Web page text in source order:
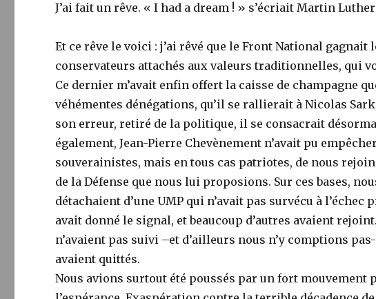
J’ai fait un rêve. « I had a dream ! » s’écriait Martin
Et ce rêve le voici : j’ai rêvé que le Front National
conservateurs attachés aux valeurs traditionnelles, qui
Ce dernier m’avait enfin offert la caisse de champagne
véhémentes dénégations, qu’il se rallierait à Nicolas
son erreur, retiré de la politique, il se consacrait
également, Jean-Pierre Chevènement n’avait pu
souverainistes, mais en tous cas patriotes, de nous
de la Défense que nous lui proposions. Sur ces bases,
détachaient d’une UMP qui n’avait pas survécu à
avait donné le signal, et beaucoup d’autres avaient
n’avaient pas suivi –et d’ailleurs nous n’y comptions
avaient quittés.
Nous avions surtout été poussés par un fort mouvement